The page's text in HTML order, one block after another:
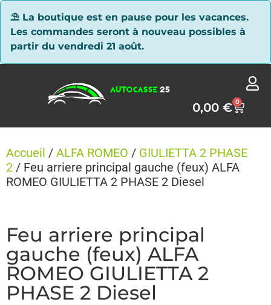
⛱ La boutique est en pause pour les vacances.
Les commandes seront à nouveau possibles à
partir du vendredi 21 août.
0,00€ 0
Accueil / ALFA ROMEO / GIULIETTA 2 PHASE
2 / Feu arriere principal gauche (feux) ALFA
ROMEO GIULIETTA 2 PHASE 2 Diesel
Feu arriere principal
gauche (feux) ALFA
ROMEO GIULIETTA 2
PHASE 2 Diesel
Panneau de gestion des cookies